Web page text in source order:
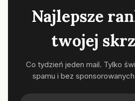
Najlepsze
twojej
Co tydzień jeden mail. Tylko
spamu i bez